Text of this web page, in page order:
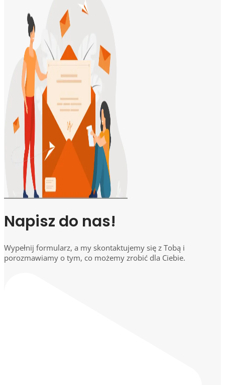
Napisz do nas!
Wypełnij formularz, a my skontaktujemy się z Tobą i
porozmawiamy o tym, co możemy zrobić dla Ciebie.